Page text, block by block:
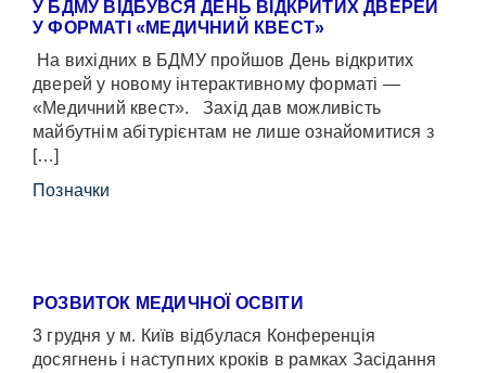
У БДМУ ВІДБУВСЯ ДЕНЬ ВІДКРИТИХ ДВЕРЕЙ
У ФОРМАТІ «МЕДИЧНИЙ КВЕСТ»
На вихідних в БДМУ пройшов День відкритих
дверей у новому інтерактивному форматі —
«Медичний квест». Захід дав можливість
майбутнім абітурієнтам не лише ознайомитися з
[…]
Позначки
РОЗВИТОК МЕДИЧНОЇ ОСВІТИ
3 грудня у м. Київ відбулася Конференція
досягнень і наступних кроків в рамках Засідання